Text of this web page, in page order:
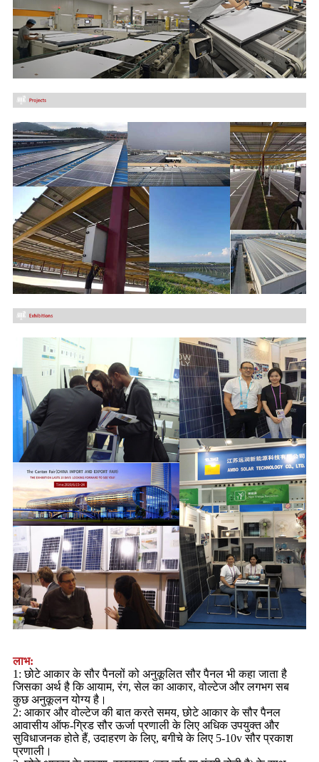
लाभ:
1: छोटे आकार के सौर पैनलों को अनुकूलित सौर पैनल भी कहा जाता है
जिसका अर्थ है कि आयाम, रंग, सेल का आकार, वोल्टेज और लगभग सब
कुछ अनुकूलन योग्य है।
2: आकार और वोल्टेज की बात करते समय, छोटे आकार के सौर पैनल
आवासीय ऑफ-ग्रिड सौर ऊर्जा प्रणाली के लिए अधिक उपयुक्त और
सुविधाजनक होते हैं, उदाहरण के लिए, बगीचे के लिए 5-10v सौर प्रकाश
प्रणाली।